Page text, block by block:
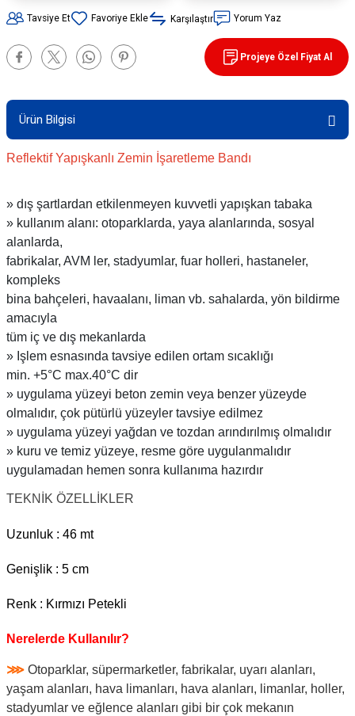
Otopark Projelendirme
90 / 50 / 32 cm PVC - 32 cm TPE
Tavsiye Et Karşılaştır Yorum Yaz
Projeye Özel Fiyat Al
Ürün Bilgisi
Reflektif Yapışkanlı Zemin İşaretleme Bandı
» dış şartlardan etkilenmeyen kuvvetli yapışkan tabaka
» kullanım alanı: otoparklarda, yaya alanlarında, sosyal
alanlarda,
fabrikalar, AVM ler, stadyumlar, fuar holleri, hastaneler,
kompleks
bina bahçeleri, havaalanı, liman vb. sahalarda, yön bildirme
amacıyla
tüm iç ve dış mekanlarda
» Işlem esnasında tavsiye edilen ortam sıcaklığı
min. +5°C max.40°C dir
» uygulama yüzeyi beton zemin veya benzer yüzeyde
olmalıdır, çok pütürlü yüzeyler tavsiye edilmez
» uygulama yüzeyi yağdan ve tozdan arındırılmış olmalıdır
» kuru ve temiz yüzeye, resme göre uygulanmalıdır
uygulamadan hemen sonra kullanıma hazırdır
TEKNİK ÖZELLİKLER
Uzunluk : 46 mt
Genişlik : 5 cm
Renk : Kırmızı Petekli
Nerelerde Kullanılır?
⋙ Otoparklar, süpermarketler, fabrikalar, uyarı alanları,
yaşam alanları, hava limanları, hava alanları, limanlar, holler,
stadyumlar ve eğlence alanları gibi bir çok mekanın